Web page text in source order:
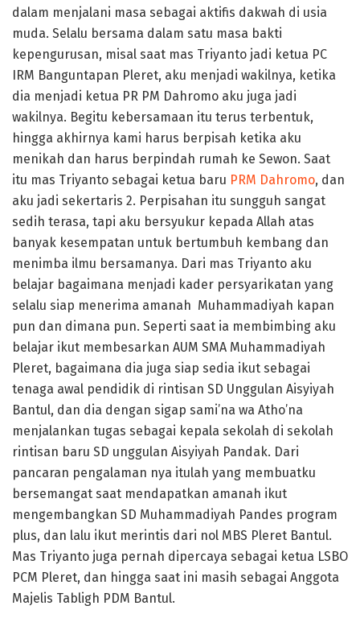
dalam menjalani masa sebagai aktifis dakwah di usia
muda. Selalu bersama dalam satu masa bakti
kepengurusan, misal saat mas Triyanto jadi ketua PC
IRM Banguntapan Pleret, aku menjadi wakilnya, ketika
dia menjadi ketua PR PM Dahromo aku juga jadi
wakilnya. Begitu kebersamaan itu terus terbentuk,
hingga akhirnya kami harus berpisah ketika aku
menikah dan harus berpindah rumah ke Sewon. Saat
itu mas Triyanto sebagai ketua baru PRM Dahromo, dan
aku jadi sekertaris 2. Perpisahan itu sungguh sangat
sedih terasa, tapi aku bersyukur kepada Allah atas
banyak kesempatan untuk bertumbuh kembang dan
menimba ilmu bersamanya. Dari mas Triyanto aku
belajar bagaimana menjadi kader persyarikatan yang
selalu siap menerima amanah Muhammadiyah kapan
pun dan dimana pun. Seperti saat ia membimbing aku
belajar ikut membesarkan AUM SMA Muhammadiyah
Pleret, bagaimana dia juga siap sedia ikut sebagai
tenaga awal pendidik di rintisan SD Unggulan Aisyiyah
Bantul, dan dia dengan sigap sami’na wa Atho’na
menjalankan tugas sebagai kepala sekolah di sekolah
rintisan baru SD unggulan Aisyiyah Pandak. Dari
pancaran pengalaman nya itulah yang membuatku
bersemangat saat mendapatkan amanah ikut
mengembangkan SD Muhammadiyah Pandes program
plus, dan lalu ikut merintis dari nol MBS Pleret Bantul.
Mas Triyanto juga pernah dipercaya sebagai ketua LSBO
PCM Pleret, dan hingga saat ini masih sebagai Anggota
Majelis Tabligh PDM Bantul.